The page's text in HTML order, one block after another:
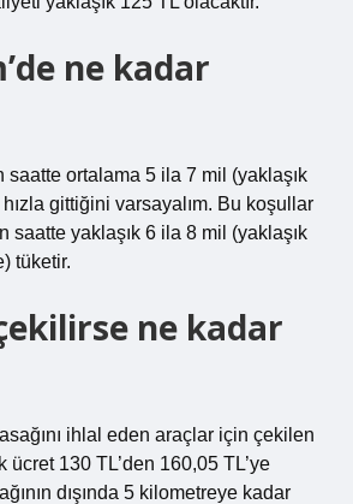
ne kadar
saatte ortalama 5 ila 7 mil (yaklaşık
gittiğini varsayalım. Bu koşullar
saatte yaklaşık 6 ila 8 mil (yaklaşık
tüketir.
ne kadar
ihlal eden araçlar için çekilen
130 TL’den 160,05 TL’ye
dışında 5 kilometreye kadar